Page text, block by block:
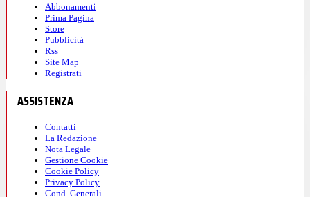
Abbonamenti
Prima Pagina
Store
Pubblicità
Rss
Site Map
Registrati
ASSISTENZA
Contatti
La Redazione
Nota Legale
Gestione Cookie
Cookie Policy
Privacy Policy
Cond. Generali